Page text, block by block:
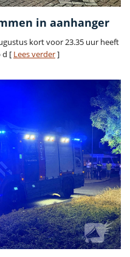
in aanhanger
kort voor 23.35 uur heeft
d [ Lees verder]